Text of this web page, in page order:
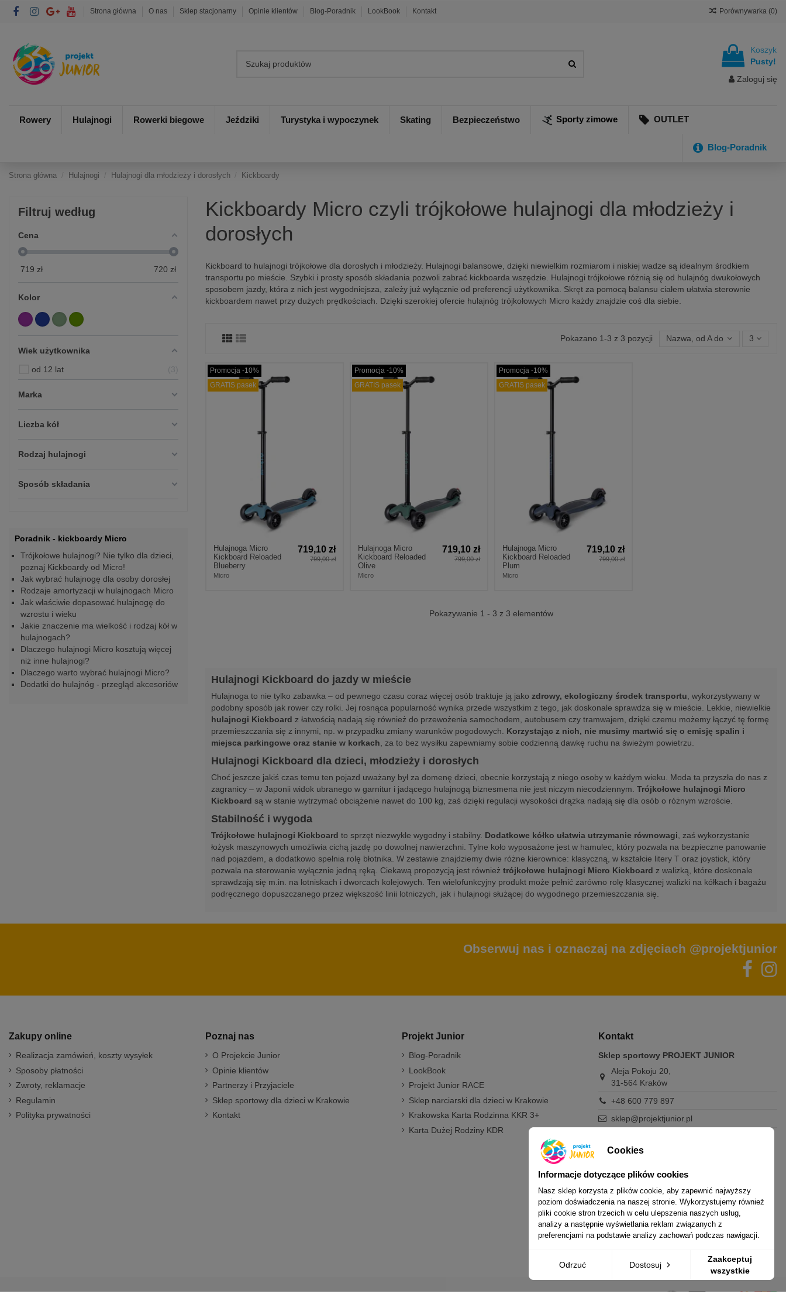
Strona główna O nas Sklep stacjonarny Opinie klientów Blog-Poradnik LookBook Kontakt Porównywarka (0)
Koszyk
Pusty!
Zaloguj się
Rowery Hulajnogi Rowerki biegowe Jeździki Turystyka i wypoczynek Skating Bezpieczeństwo Sporty zimowe OUTLET
Blog-Poradnik
Strona główna Hulajnogi Hulajnogi dla młodzieży i dorosłych Kickboardy
Kickboardy Micro czyli trójkołowe hulajnogi dla młodzieży i
dorosłych
Kickboard to hulajnogi trójkołowe dla dorosłych i młodzieży. Hulajnogi balansowe, dzięki niewielkim rozmiarom i niskiej wadze są idealnym środkiem
transportu po mieście. Szybki i prosty sposób składania pozwoli zabrać kickboarda wszędzie. Hulajnogi trójkołowe różnią się od hulajnóg dwukołowych
sposobem jazdy, która z nich jest wygodniejsza, zależy już wyłącznie od preferencji użytkownika. Skręt za pomocą balansu ciałem ułatwia sterownie
kickboardem nawet przy dużych prędkościach. Dzięki szerokiej ofercie hulajnóg trójkołowych Micro każdy znajdzie coś dla siebie.
Pokazano 1-3 z 3 pozycji Nazwa, od A do Z 3
Promocja -10%
GRATIS pasek
Hulajnoga Micro
Kickboard Reloaded
Blueberry
Micro
719,10 zł
799,00 zł
Promocja -10%
GRATIS pasek
Hulajnoga Micro
Kickboard Reloaded
Olive
Micro
719,10 zł
799,00 zł
Promocja -10%
GRATIS pasek
Hulajnoga Micro
Kickboard Reloaded
Plum
Micro
719,10 zł
799,00 zł
Pokazywanie 1 - 3 z 3 elementów
Hulajnogi Kickboard do jazdy w mieście
Hulajnoga to nie tylko zabawka – od pewnego czasu coraz więcej osób traktuje ją jako zdrowy, ekologiczny środek transportu , wykorzystywany w
podobny sposób jak rower czy rolki. Jej rosnąca popularność wynika przede wszystkim z tego, jak doskonale sprawdza się w mieście. Lekkie, niewielkie
hulajnogi Kickboard z łatwością nadają się również do przewożenia samochodem, autobusem czy tramwajem, dzięki czemu możemy łączyć tę formę
przemieszczania się z innymi, np. w przypadku zmiany warunków pogodowych. Korzystając z nich, nie musimy martwić się o emisję spalin i
miejsca parkingowe oraz stanie w korkach , za to bez wysiłku zapewniamy sobie codzienną dawkę ruchu na świeżym powietrzu.
Hulajnogi Kickboard dla dzieci, młodzieży i dorosłych
Choć jeszcze jakiś czas temu ten pojazd uważany był za domenę dzieci, obecnie korzystają z niego osoby w każdym wieku. Moda ta przyszła do nas z
zagranicy – w Japonii widok ubranego w garnitur i jadącego hulajnogą biznesmena nie jest niczym niecodziennym. Trójkołowe hulajnogi Micro
Kickboard są w stanie wytrzymać obciążenie nawet do 100 kg, zaś dzięki regulacji wysokości drążka nadają się dla osób o różnym wzroście.
Stabilność i wygoda
Trójkołowe hulajnogi Kickboard to sprzęt niezwykle wygodny i stabilny. Dodatkowe kółko ułatwia utrzymanie równowagi , zaś wykorzystanie
łożysk maszynowych umożliwia cichą jazdę po dowolnej nawierzchni. Tylne koło wyposażone jest w hamulec, który pozwala na bezpieczne panowanie
nad pojazdem, a dodatkowo spełnia rolę błotnika. W zestawie znajdziemy dwie różne kierownice: klasyczną, w kształcie litery T oraz joystick, który
pozwala na sterowanie wyłącznie jedną ręką. Ciekawą propozycją jest również trójkołowe hulajnogi Micro Kickboard z walizką, które doskonale
sprawdzają się m.in. na lotniskach i dworcach kolejowych. Ten wielofunkcyjny produkt może pełnić zarówno rolę klasycznej walizki na kółkach i bagażu
podręcznego dopuszczanego przez większość linii lotniczych, jak i hulajnogi służącej do wygodnego przemieszczania się.
Filtruj według
Cena
719 zł 720 zł
Kolor
Wiek użytkownika
od 12 lat
3
Marka
Liczba kół
Rodzaj hulajnogi
Sposób składania
Poradnik - kickboardy Micro
Trójkołowe hulajnogi? Nie tylko dla dzieci,
poznaj Kickboardy od Micro!
Jak wybrać hulajnogę dla osoby dorosłej
Rodzaje amortyzacji w hulajnogach Micro
Jak właściwie dopasować hulajnogę do
wzrostu i wieku
Jakie znaczenie ma wielkość i rodzaj kół w
hulajnogach?
Dlaczego hulajnogi Micro kosztują więcej
niż inne hulajnogi?
Dlaczego warto wybrać hulajnogi Micro?
Dodatki do hulajnóg - przegląd akcesoriów
Obserwuj nas i oznaczaj na zdjęciach @projektjunior
Zakupy online
Realizacja zamówień, koszty wysyłek
Sposoby płatności
Zwroty, reklamacje
Regulamin
Polityka prywatności
Poznaj nas
O Projekcie Junior
Opinie klientów
Partnerzy i Przyjaciele
Sklep sportowy dla dzieci w Krakowie
Kontakt
Projekt Junior
Blog-Poradnik
LookBook
Projekt Junior RACE
Sklep narciarski dla dzieci w Krakowie
Krakowska Karta Rodzinna KKR 3+
Karta Dużej Rodziny KDR
Kontakt
Sklep sportowy PROJEKT JUNIOR
Aleja Pokoju 20,
31-564 Kraków
+48 600 779 897
sklep@projektjunior.pl
poniedziałek - piątek: 11.00-19.00
niedziela (każda): nieczynne
Nie odpowiadamy na wiadomości SMS. W
sprawach dotyczących zamówień i oferty
prosimy o kontakt mailowy, telefoniczny lub
przez Messenger.
Cookies
Informacje dotyczące plików cookies
Nasz sklep korzysta z plików cookie, aby zapewnić najwyższy
poziom doświadczenia na naszej stronie. Wykorzystujemy również
pliki cookie stron trzecich w celu ulepszenia naszych usług,
analizy a następnie wyświetlania reklam związanych z
preferencjami na podstawie analizy zachowań podczas nawigacji.
Odrzuć Dostosuj
Zaakceptuj
wszystkie